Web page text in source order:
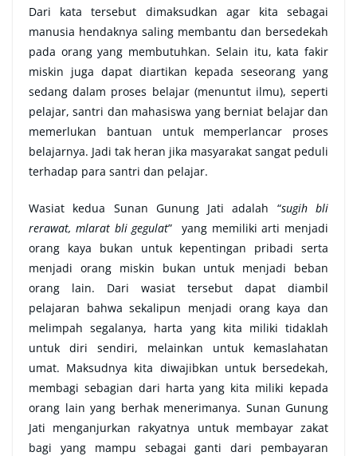
Dari kata tersebut dimaksudkan agar kita sebagai
manusia hendaknya saling membantu dan bersedekah
pada orang yang membutuhkan. Selain itu, kata fakir
miskin juga dapat diartikan kepada seseorang yang
sedang dalam proses belajar (menuntut ilmu), seperti
pelajar, santri dan mahasiswa yang berniat belajar dan
memerlukan bantuan untuk memperlancar proses
belajarnya. Jadi tak heran jika masyarakat sangat peduli
terhadap para santri dan pelajar.
Wasiat kedua Sunan Gunung Jati adalah “sugih bli
rerawat, mlarat bli gegulat” yang memiliki arti menjadi
orang kaya bukan untuk kepentingan pribadi serta
menjadi orang miskin bukan untuk menjadi beban
orang lain. Dari wasiat tersebut dapat diambil
pelajaran bahwa sekalipun menjadi orang kaya dan
melimpah segalanya, harta yang kita miliki tidaklah
untuk diri sendiri, melainkan untuk kemaslahatan
umat. Maksudnya kita diwajibkan untuk bersedekah,
membagi sebagian dari harta yang kita miliki kepada
orang lain yang berhak menerimanya. Sunan Gunung
Jati menganjurkan rakyatnya untuk membayar zakat
bagi yang mampu sebagai ganti dari pembayaran